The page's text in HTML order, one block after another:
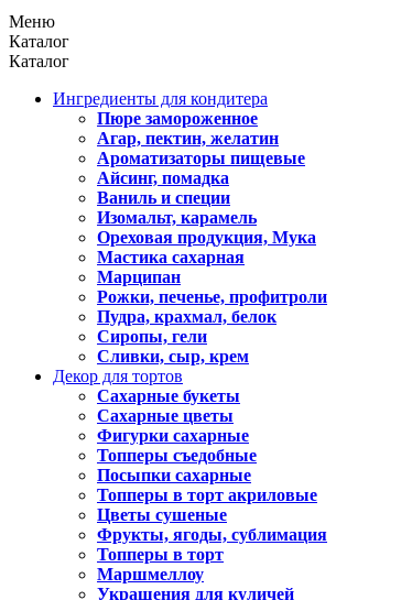
Меню
Каталог
Каталог
Ингредиенты для кондитера
Пюре замороженное
Агар, пектин, желатин
Ароматизаторы пищевые
Айсинг, помадка
Ваниль и специи
Изомальт, карамель
Ореховая продукция, Мука
Мастика сахарная
Марципан
Рожки, печенье, профитроли
Пудра, крахмал, белок
Сиропы, гели
Сливки, сыр, крем
Декор для тортов
Сахарные букеты
Сахарные цветы
Фигурки сахарные
Топперы съедобные
Посыпки сахарные
Топперы в торт акриловые
Цветы сушеные
Фрукты, ягоды, сублимация
Топперы в торт
Маршмеллоу
Украшения для куличей